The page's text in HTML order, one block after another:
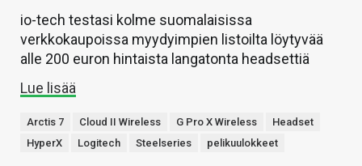
io-tech testasi kolme suomalaisissa
verkkokaupoissa myydyimpien listoilta löytyvää
alle 200 euron hintaista langatonta headsettiä
Lue lisää
Arctis 7 Cloud II Wireless G Pro X Wireless
Headset
HyperX
Logitech Steelseries pelikuulokkeet